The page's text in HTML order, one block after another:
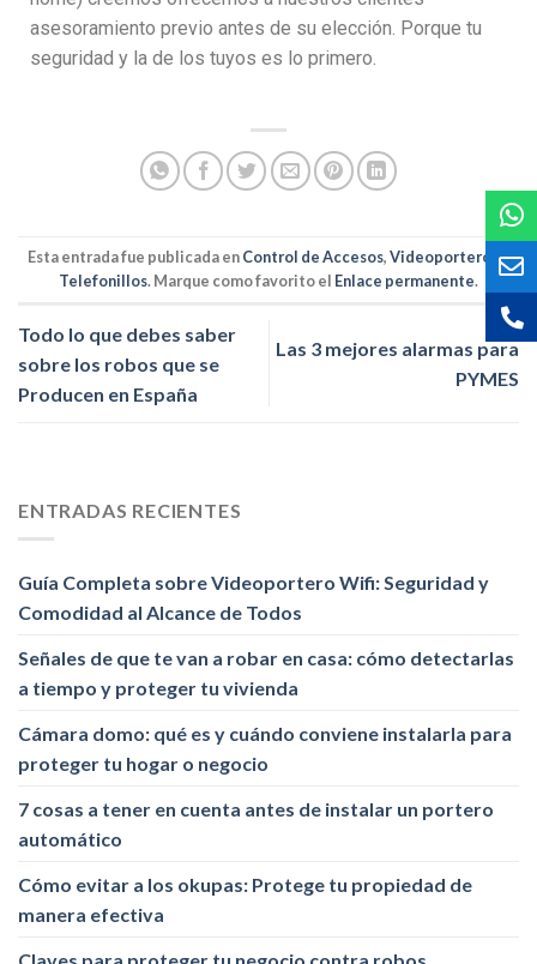
asesoramiento previo antes de su elección. Porque tu
seguridad y la de los tuyos es lo primero.
Esta entrada fue publicada enControl de Accesos,Videoporteros y
Telefonillos. Marque como favorito el Enlace permanente.
Todo lo que debes saber
sobre los robos que se
Producen en España
Las 3 mejores alarmas para
PYMES
ENTRADAS RECIENTES
Guía Completa sobre Videoportero Wifi: Seguridad y
Comodidad al Alcance de Todos
Señales de que te van a robar en casa: cómo detectarlas
a tiempo y proteger tu vivienda
Cámara domo: qué es y cuándo conviene instalarla para
proteger tu hogar o negocio
7 cosas a tener en cuenta antes de instalar un portero
automático
Cómo evitar a los okupas: Protege tu propiedad de
manera efectiva